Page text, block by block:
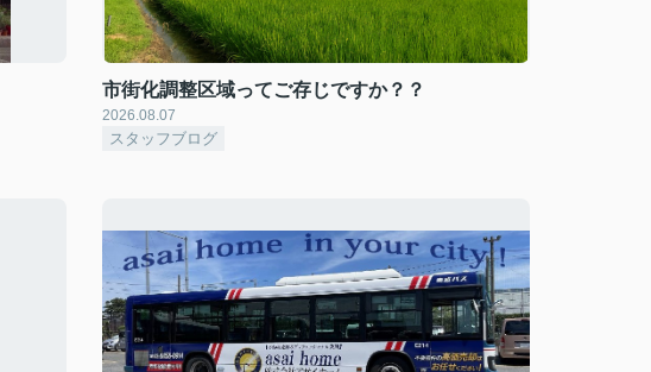
市街化調整区域ってご存じですか？？
2026.08.07
スタッフブログ